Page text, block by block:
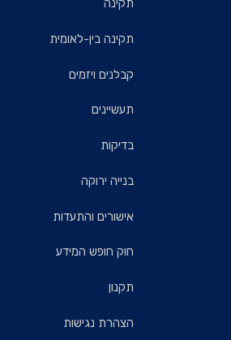
תקינה
תקינה בין-לאומית
קבלנים ויזמים
תעשיינים
בדיקות
בנייה ירוקה
אישורים והתעדות
חוק חופש המידע
תקנון
הצהרת נגישות